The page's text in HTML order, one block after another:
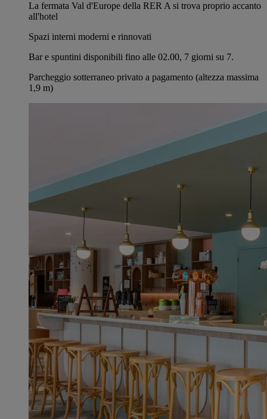
La fermata Val d'Europe della RER A si trova proprio accanto
all'hotel
Spazi interni moderni e rinnovati
Bar e spuntini disponibili fino alle 02.00, 7 giorni su 7.
Parcheggio sotterraneo privato a pagamento (altezza massima
1,9 m)